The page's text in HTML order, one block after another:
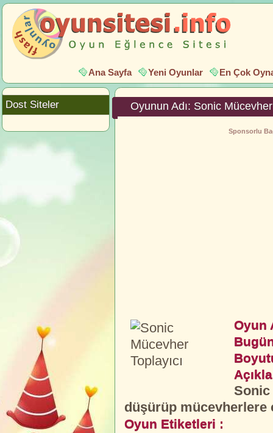
Ana Sayfa Yeni Oyunlar En Çok
Oyunun Adı: Sonic Mücevher
Sponsorlu
Oyun
Sonic
düşürüp mücevherlere
Oyun Etiketleri :
Dost Siteler